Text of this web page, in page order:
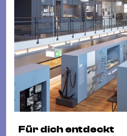
Für dich entdeckt